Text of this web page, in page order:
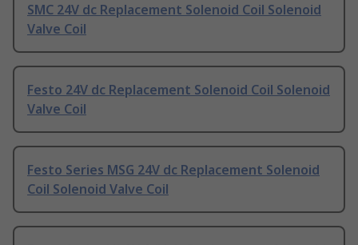
SMC 24V dc Replacement Solenoid Coil Solenoid
Valve Coil
Festo 24V dc Replacement Solenoid Coil Solenoid
Valve Coil
Festo Series MSG 24V dc Replacement Solenoid
Coil Solenoid Valve Coil